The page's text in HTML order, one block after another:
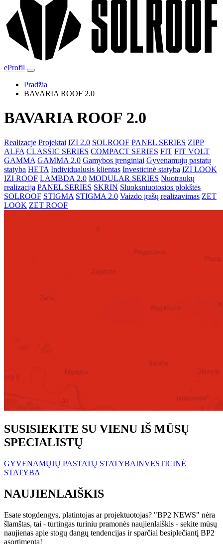
eProfil
Pradžia
BAVARIA ROOF 2.0
BAVARIA ROOF 2.0
Realizacje Projektai IZI 2.0 SOLROOF PANEL SERIES ZIPP
ALFA CLASSIC SERIES COMPACT SERIES FIT FIT VOLT
GAMMA GAMMA 2.0 Gamybos įrenginiai Gyvenamųjų pastatų
statyba HETA Individualusis klientas Investicinė statyba IZI LOOK
IZI ROOF LAMBDA 2.0 MODULAR SERIES Nuotraukų
realizacija PANEL SERIES SKRIN Sluoksniuotosios plokštės
SOLROOF STIGMA STIGMA 2.0 Vaizdo įrašų realizavimas ZET
LOOK ZET ROOF
SUSISIEKITE SU VIENU IŠ MŪSŲ
SPECIALISTŲ
GYVENAMŲJŲ PASTATŲ STATYBAINVESTICINĖ
STATYBA
NAUJIENLAIŠKIS
Esate stogdengys, platintojas ar projektuotojas? "BP2 NEWS" nėra
šlamštas, tai - turtingas turiniu pramonės naujienlaiškis - sekite mūsų
naujienas apie stogų dangų tendencijas ir sparčiai besiplečiantį BP2
asortimentą!